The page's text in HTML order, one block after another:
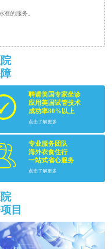
的服务。
聘请美国专家坐诊
应用美国试管技术
成功率80%以上
点击了解更多
专业服务团队
海外衣食住行
一站式省心服务
点击了解更多
目